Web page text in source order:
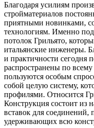
Благодаря усилиям
стройматериалов
приятными новинками,
технологиям. Именно
потолок Грильято,
итальянские инженеры.
и практичности сегодня
распространены по
пользуются особым
собой целую систему,
профилями. Относится
Конструкция состоит из
вставок для соединений,
удерживающих всю